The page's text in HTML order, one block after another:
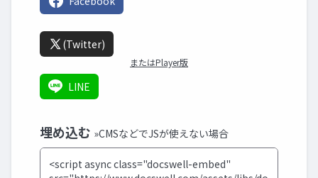
(Twitter)
またはPlayer版
LINE
埋め込む »CMSなどでJSが使えない場合